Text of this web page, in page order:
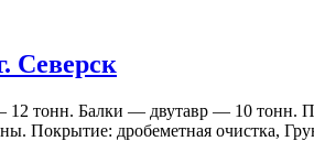
Северск
12 тонн. Балки — двутавр — 10
дробеметная очистка,